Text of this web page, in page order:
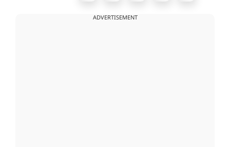
ADVERTISEMENT